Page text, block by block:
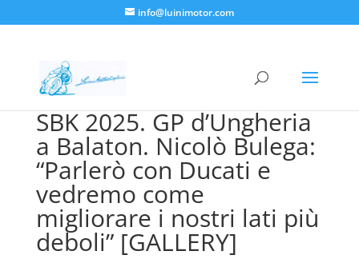
info@luinimotor.com
SBK 2025. GP d’Ungheria
a Balaton. Nicolò Bulega:
“Parlerò con Ducati e
vedremo come
migliorare i nostri lati più
deboli” [GALLERY]